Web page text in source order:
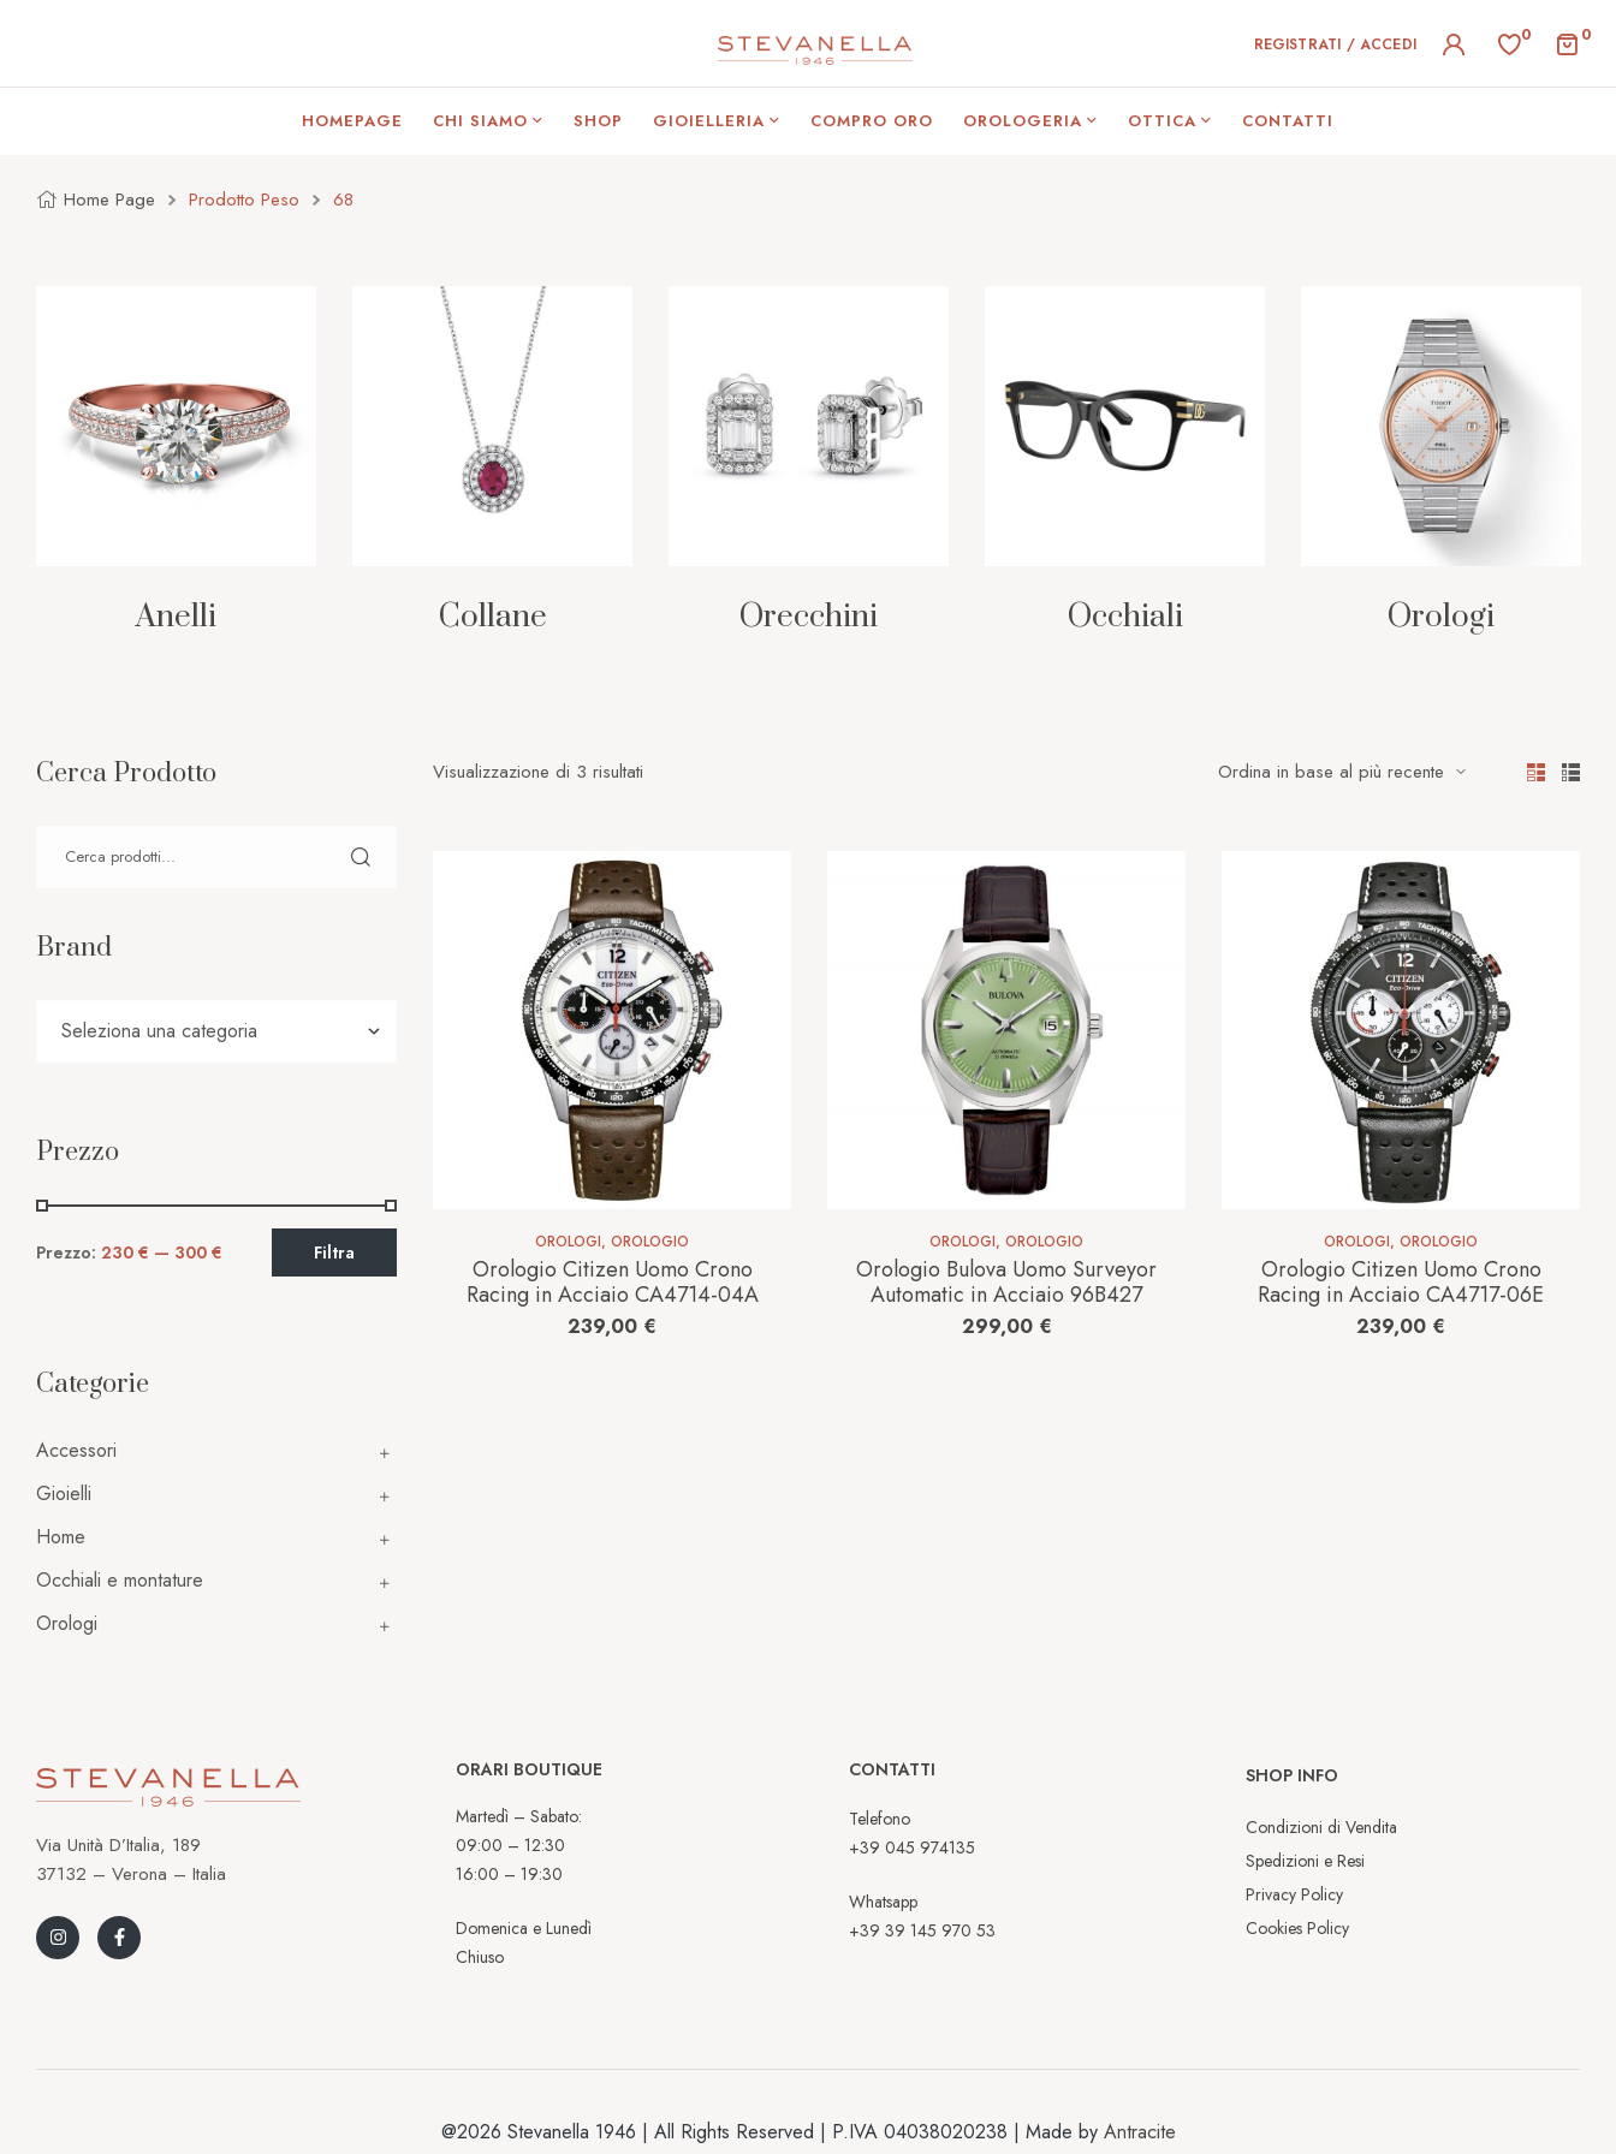
REGISTRATI / ACCEDI 0 0
HOMEPAGE CHI SIAMO SHOP GIOIELLERIA COMPRO ORO OROLOGERIA OTTICA CONTATTI
Home Page Prodotto Peso 68
Anelli Collane Orecchini Occhiali Orologi
Visualizzazione di 3 risultati
OROLOGI, OROLOGIO
Orologio Citizen Uomo Crono
Racing in Acciaio CA4714-04A
239,00 €
OROLOGI, OROLOGIO
Orologio Bulova Uomo Surveyor
Automatic in Acciaio 96B427
299,00 €
OROLOGI, OROLOGIO
Orologio Citizen Uomo Crono
Racing in Acciaio CA4717-06E
239,00 €
Cerca Prodotto
Brand
Prezzo
Filtra
Prezzo: 230 € — 300 €
Categorie
Accessori
Gioielli
Home
Occhiali e montature
Orologi
Via Unità D’Italia, 189
37132 – Verona – Italia
ORARI BOUTIQUE
Martedì – Sabato:
09:00 – 12:30
16:00 – 19:30
Domenica e Lunedì
Chiuso
CONTATTI
Telefono
+39 045 974135
Whatsapp
+39 39 145 970 53
SHOP INFO
Condizioni di Vendita
Spedizioni e Resi
Privacy Policy
Cookies Policy
@2026 Stevanella 1946 | All Rights Reserved | P.IVA 04038020238 | Made by Antracite